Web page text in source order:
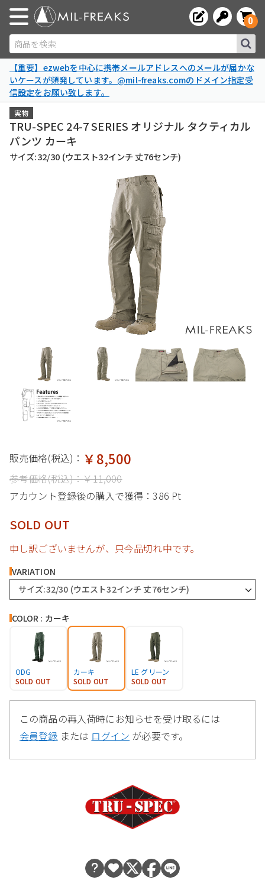
商品を検索
0
【重要】ezwebを中心に携帯メールアドレスへのメールが届かな
いケースが頻発しています。@mil-freaks.comのドメイン指定受
信設定をお願い致します。
実物
TRU-SPEC 24-7 SERIES オリジナル タクティカル
パンツ カーキ
サイズ:32/30 (ウエスト32インチ 丈76センチ)
販売価格(税込)： ￥8,500
参考価格(税込)：￥11,000
アカウント登録後の購入で獲得：386 Pt
SOLD OUT
申し訳ございませんが、只今品切れ中です。
VARIATION
サイズ:32/30 (ウエスト32インチ 丈76センチ)
COLOR : カーキ
ODG
SOLD OUT
カーキ
SOLD OUT
LE グリーン
SOLD OUT
この商品の再入荷時にお知らせを受け取るには
会員登録 または ログイン が必要です。